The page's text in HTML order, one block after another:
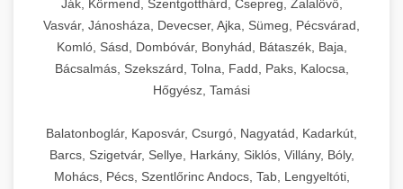
Ják, Körmend, Szentgotthárd, Csepreg, Zalalövő,
Vasvár, Jánosháza, Devecser, Ajka, Sümeg, Pécsvárad,
Komló, Sásd, Dombóvár, Bonyhád, Bátaszék, Baja,
Bácsalmás, Szekszárd, Tolna, Fadd, Paks, Kalocsa,
Hőgyész, Tamási
Balatonboglár, Kaposvár, Csurgó, Nagyatád, Kadarkút,
Barcs, Szigetvár, Sellye, Harkány, Siklós, Villány, Bóly,
Mohács, Pécs, Szentlőrinc Andocs, Tab, Lengyeltóti,